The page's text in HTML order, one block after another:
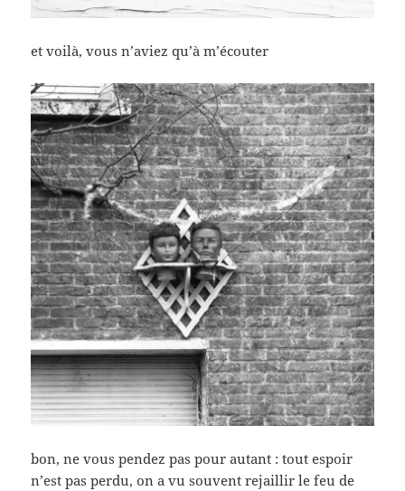
et voilà, vous n’aviez qu’à m’écouter
bon, ne vous pendez pas pour autant : tout espoir
n’est pas perdu, on a vu souvent rejaillir le feu de